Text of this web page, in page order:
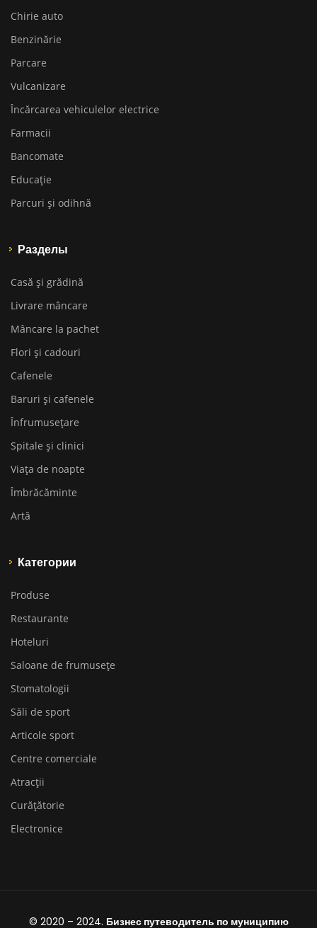
Chirie auto
Benzinărie
Parcare
Vulcanizare
Încărcarea vehiculelor electrice
Farmacii
Bancomate
Educaţie
Parcuri și odihnă
Разделы
Casă și grădină
Livrare mâncare
Mâncare la pachet
Flori și cadouri
Cafenele
Baruri și cafenele
Înfrumusețare
Spitale și clinici
Viața de noapte
Îmbrăcăminte
Artă
Категории
Produse
Restaurante
Hoteluri
Saloane de frumusețe
Stomatologii
Săli de sport
Articole sport
Centre comerciale
Atracții
Curățătorie
Electronice
© 2020 – 2024. Бизнес путеводитель по муниципию